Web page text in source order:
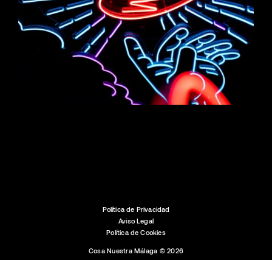
Dónde sale de fiesta la gente
joven en Málaga: zonas,
música y horarios (2026)
Cosa Nuestra Málaga © 2026
Política de Privacidad
Aviso Legal
Política de Cookies